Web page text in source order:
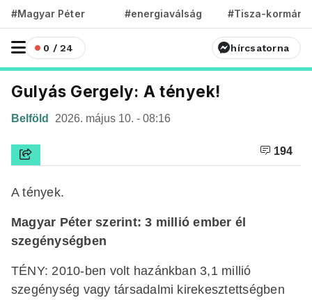
#Magyar Péter #energiaválság #Tisza-kormány
0 / 24 hírcsatorna
Gulyás Gergely: A tények!
Belföld 2026. május 10. - 08:16
194
A tények.
Magyar Péter szerint: 3 millió ember él
szegénységben
TÉNY: 2010-ben volt hazánkban 3,1 millió
szegénység vagy társadalmi kirekesztettségben